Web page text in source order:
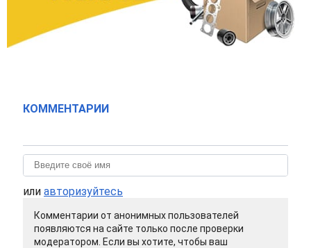
КОММЕНТАРИИ
или авторизуйтесь
Комментарии от анонимных пользователей
появляются на сайте только после проверки
модератором. Если вы хотите, чтобы ваш